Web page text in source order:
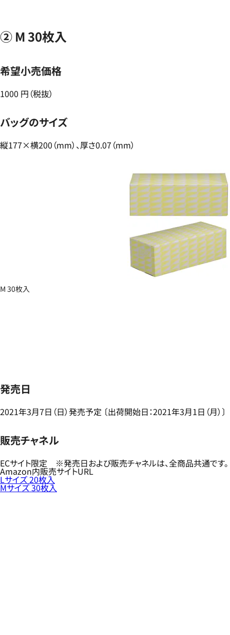
② M 30枚入
希望小売価格
1000 円（税抜）
バッグのサイズ
縦177×横200（mm）、厚さ0.07（mm）
M 30枚入
発売日
2021年3月7日（日）発売予定 〔出荷開始日：2021年3月1日（月）〕
販売チャネル
ECサイト限定 ※発売日および販売チャネルは、全商品共通です。
Amazon内販売サイトURL
Lサイズ 20枚入
Mサイズ 30枚入